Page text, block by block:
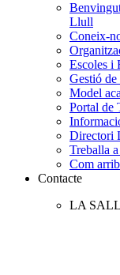
Llull
Coneix-
Escoles i
Gestió
Model
Portal de
Directori
Treballa
Com
Contacte
LA